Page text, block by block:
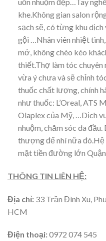
khe.Không gian salon
sạch sẽ, có từng khu
gội …Nhân viên nhiệt
mở, không chèo kéo
thiết.Thợ làm tóc chuyên
vừa ý chưa và sẽ chỉnh
thuốc chất lượng, chính
như thuốc: L’Oreal, ATS
Olaplex của Mỹ, …Dịch
nhuộm, chăm sóc da đầu.
thượng đế nhí nữa đó.Hệ
mặt tiền đường lớn
THÔNG TIN LIÊN HỆ:
Địa chỉ: 33 Trần Đình Xu,
HCM
Điện thoại:0972 074 545